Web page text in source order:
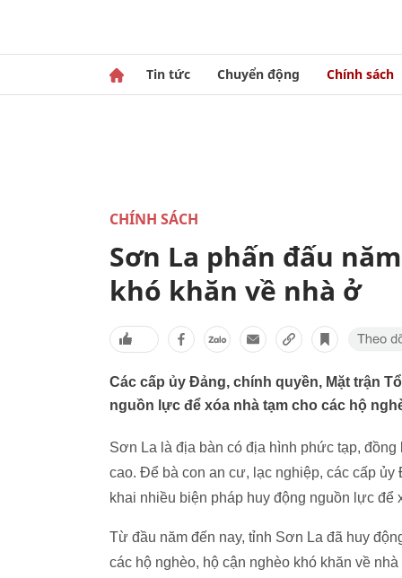
Tin tức Chuyển động Chính sách
CHÍNH SÁCH
Sơn La phấn đấu
khó khăn về nhà ở
Các cấp ủy Đảng, chính quyền, Mặt trận
nguồn lực để xóa nhà tạm cho các hộ
Sơn La là địa bàn có địa hình phức tạp,
cao. Để bà con an cư, lạc nghiệp, các cấp
khai nhiều biện pháp huy động nguồn lực để
Từ đầu năm đến nay, tỉnh Sơn La đã huy
các hộ nghèo, hộ cận nghèo khó khăn về